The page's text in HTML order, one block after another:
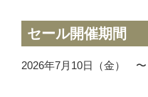
K.T.W
タナカワークス
セール開催期間
2026年7月10日（金）